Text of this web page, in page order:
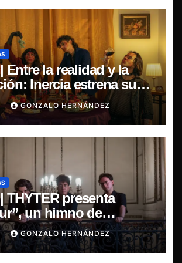
Entre la realidad y la
Inercia estrena su
“Marilina”
GONZALO HERNÁNDEZ
THYTER presenta
un himno de
metal inspirado en
GONZALO HERNÁNDEZ